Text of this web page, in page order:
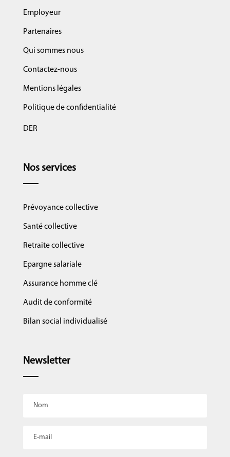
Employeur
Partenaires
Qui sommes nous
Contactez-nous
Mentions légales
Politique de confidentialité
DER
Nos services
Prévoyance collective
Santé collective
Retraite collective
Epargne salariale
Assurance homme clé
Audit de conformité
Bilan social individualisé
Newsletter